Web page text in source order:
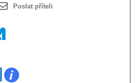
Poslat příteli